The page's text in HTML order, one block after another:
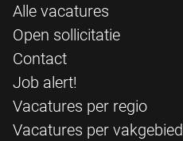
Alle vacatures
Open sollicitatie
Contact
Job alert!
Vacatures per regio
Vacatures per vakgebied